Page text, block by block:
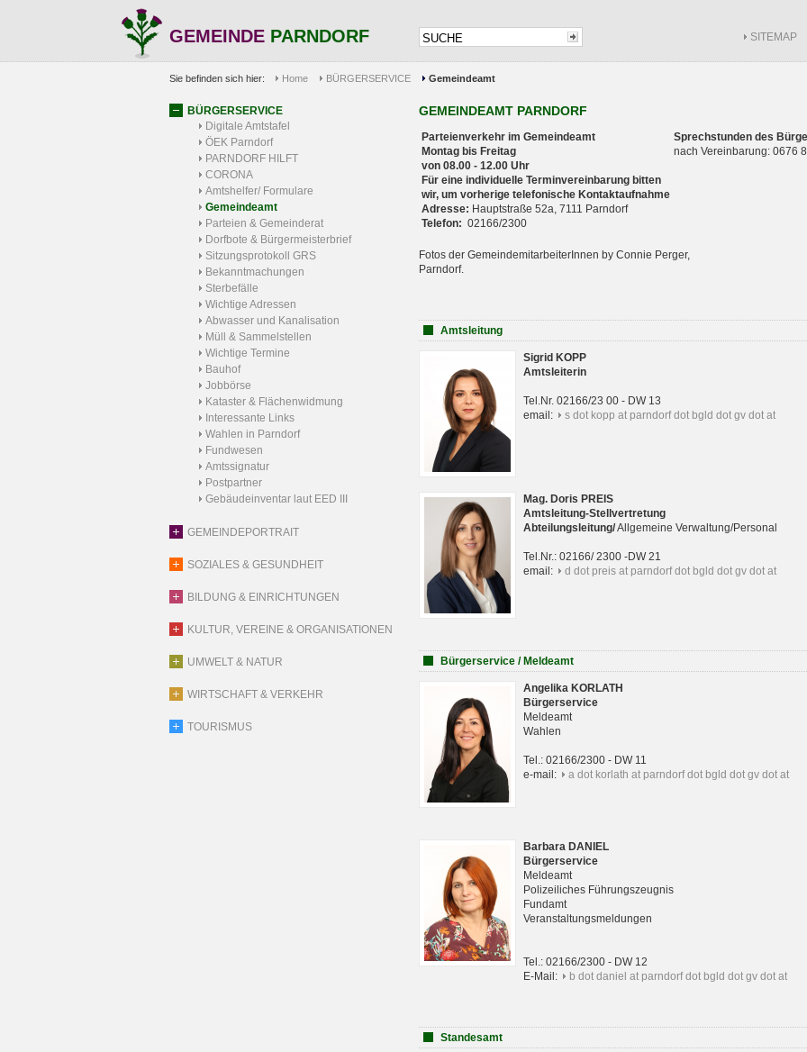
GEMEINDE PARNDORF SITEMAP
Sie befinden sich hier: Home BÜRGERSERVICE Gemeindeamt
BÜRGERSERVICE
Digitale Amtstafel
ÖEK Parndorf
PARNDORF HILFT
CORONA
Amtshelfer/ Formulare
Gemeindeamt
Parteien & Gemeinderat
Dorfbote & Bürgermeisterbrief
Sitzungsprotokoll GRS
Bekanntmachungen
Sterbefälle
Wichtige Adressen
Abwasser und Kanalisation
Müll & Sammelstellen
Wichtige Termine
Bauhof
Jobbörse
Kataster & Flächenwidmung
Interessante Links
Wahlen in Parndorf
Fundwesen
Amtssignatur
Postpartner
Gebäudeinventar laut EED III
GEMEINDEPORTRAIT
SOZIALES & GESUNDHEIT
BILDUNG & EINRICHTUNGEN
KULTUR, VEREINE & ORGANISATIONEN
UMWELT & NATUR
WIRTSCHAFT & VERKEHR
TOURISMUS
GEMEINDEAMT PARNDORF
Parteienverkehr im Gemeindeamt
Montag bis Freitag
von 08.00 - 12.00 Uhr
Für eine individuelle Terminvereinbarung bitten
wir, um vorherige telefonische Kontaktaufnahme
Adresse: Hauptstraße 52a, 7111 Parndorf
Telefon: 02166/2300
Sprechstunden des
nach Vereinbarung: 0676
Fotos der GemeindemitarbeiterInnen by Connie Perger,
Parndorf.
Amtsleitung
Sigrid KOPP
Amtsleiterin
Tel.Nr. 02166/23 00 - DW 13
email:
s dot kopp at parndorf dot bgld dot gv dot at
Mag. Doris PREIS
Amtsleitung-Stellvertretung
Abteilungsleitung/Allgemeine Verwaltung/Personal
Tel.Nr.: 02166/ 2300 -DW 21
email:
d dot preis at parndorf dot bgld dot gv dot at
Bürgerservice / Meldeamt
Angelika KORLATH
Bürgerservice
Meldeamt
Wahlen
Tel.: 02166/2300 - DW 11
e-mail:
a dot korlath at parndorf dot bgld dot gv dot at
Barbara DANIEL
Bürgerservice
Meldeamt
Polizeiliches Führungszeugnis
Fundamt
Veranstaltungsmeldungen
Tel.: 02166/2300 - DW 12
E-Mail:
b dot daniel at parndorf dot bgld dot gv dot at
Standesamt